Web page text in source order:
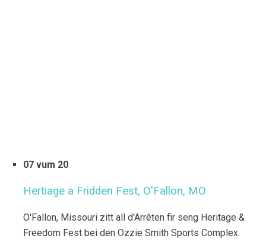
07 vum 20
Hertiage a Fridden Fest, O'Fallon, MO
O'Fallon, Missouri zitt all d'Arrêten fir seng Heritage &
Freedom Fest bei den Ozzie Smith Sports Complex.